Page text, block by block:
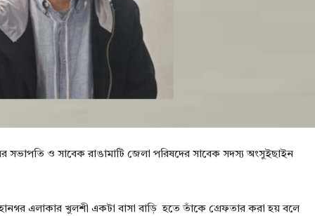
সভাপতি ও সাবেক রাঙামাটি জেলা পরিষদের সাবেক সদস্য অংসুইছাইন
এলাকার খুলশী একটা বাসা বাড়ি হতে তাঁকে গ্রেফতার করা হয় বলে